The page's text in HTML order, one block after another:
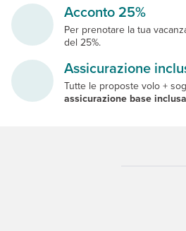
Acconto 25%
Per prenotare la tua
del 25%.
Assicurazione
Tutte le proposte volo +
assicurazione base